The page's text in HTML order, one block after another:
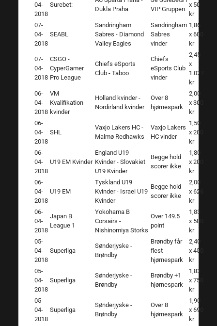
04-
2018
Surebet:
Dukla Praha
VIP Gruppen
x 50
kr
07-
04-
2018
SEABL
Sandringham
Sabres - Diamond
Valley Eagles
Sandringham
Sabres
vinder
1,86
x 600
kr
07-
04-
2018
CSGO -
CyperGamer
Pro League
Chiefs eSports
Club - Taboo
Chiefs
eSports Club
vinder
2,45
x
1.027
kr
06-
04-
2018
VM
Kvalifikation
kvinder
Holland kvinder -
Nordirland kvinder
Over 8
hjørnespark
2,00
x 300
kr
06-
04-
2018
SHL
Vaxjo Lakers HC -
Malmø Redhawks
Vaxjo Lakers
HC vinder
1,50
x 200
kr
06-
04-
2018
U19 EM Kvinder
England U19
Kvinder - Slovakiet
U19 Kvinder
Begge hold
scorer ikke
1,80
x 200
kr
06-
04-
2018
U19 EM
Tyskland U19
Kvinder - Israel U19
Kvinder
Begge hold
scorer ikke
2,00
x 626
kr
06-
04-
2018
Japan B
League 1
Yokohama B
Corsairs -
Nishinomiya Storks
Over 149.5
point
1,83
x 500
kr
05-
04-
2018
Superliga
Sønderjyske -
Brøndby
Brøndby får
flest
hjørnespark
2,40
x 450
kr
05-
04-
2018
Superliga
Sønderjyske -
Brøndby
Brøndby +1
hjørnespark
1,83
x 750
kr
05-
04-
2018
Superliga
Sønderjyske -
Brøndby
Over 8
hjørnespark
1,90
x 690
kr